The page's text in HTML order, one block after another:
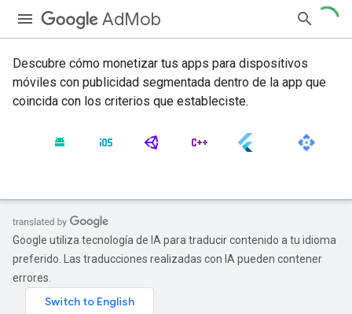
AdMob
Descubre cómo monetizar tus apps para dispositivos
móviles con publicidad segmentada dentro de la app que
coincida con los criterios que estableciste.
Google utiliza tecnología de IA para traducir contenido a tu idioma
preferido. Las traducciones realizadas con IA pueden contener
errores.